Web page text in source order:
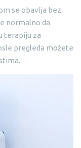
se obavlja bez
normalno da
terapiju za
pregleda možete